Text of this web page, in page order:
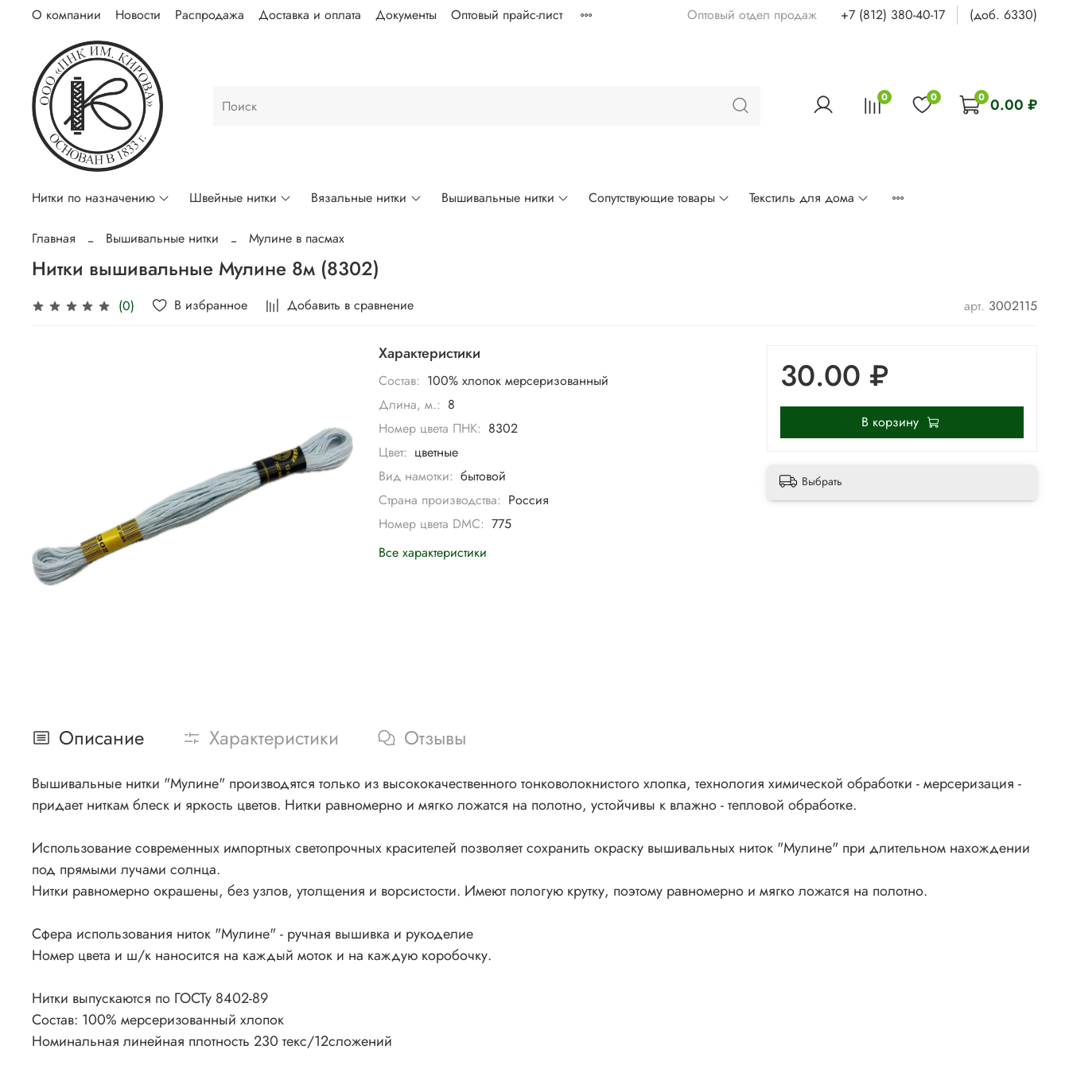
О компании Новости Распродажа Доставка и оплата Документы Оптовый прайс-лист Оптовый отдел продаж +7 (812) 380-40-17 (доб. 6330)
0 0 0 0.00 ₽
Нитки по назначению Швейные нитки Вязальные нитки Вышивальные нитки Сопутствующие товары Текстиль для дома
Главная Вышивальные нитки Мулине в пасмах
Нитки вышивальные Мулине 8м (8302)
(0) В избранное Добавить в сравнение арт. 3002115
Характеристики
Состав: 100% хлопок мерсеризованный
Длина, м.: 8
Номер цвета ПНК: 8302
Цвет: цветные
Вид намотки: бытовой
Страна производства: Россия
Номер цвета DMC: 775
Все характеристики
30.00 ₽
В корзину
Выбрать
Описание Характеристики Отзывы
Вышивальные нитки "Мулине" производятся только из высококачественного тонковолокнистого хлопка, технология химической обработки - мерсеризация -
придает ниткам блеск и яркость цветов. Нитки равномерно и мягко ложатся на полотно, устойчивы к влажно - тепловой обработке.
Использование современных импортных светопрочных красителей позволяет сохранить окраску вышивальных ниток "Мулине" при длительном нахождении
под прямыми лучами солнца.
Нитки равномерно окрашены, без узлов, утолщения и ворсистости. Имеют пологую крутку, поэтому равномерно и мягко ложатся на полотно.
Сфера использования ниток "Мулине" - ручная вышивка и рукоделие
Номер цвета и ш/к наносится на каждый моток и на каждую коробочку.
Нитки выпускаются по ГОСТу 8402-89
Состав: 100% мерсеризованный хлопок
Номинальная линейная плотность 230 текс/12сложений